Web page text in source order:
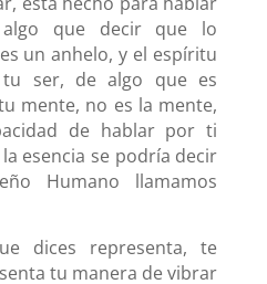
que decir que lo
un anhelo, y el espíritu
ser, de algo que es
mente, no es la mente,
de hablar por ti
esencia se podría decir
Humano llamamos
dices representa, te
tu manera de vibrar